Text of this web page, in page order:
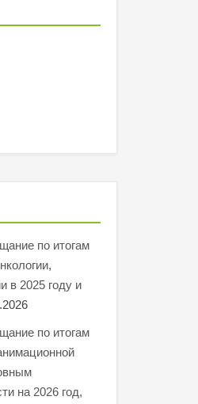
по итогам
в 2025 году и
по итогам
на 2026 год,